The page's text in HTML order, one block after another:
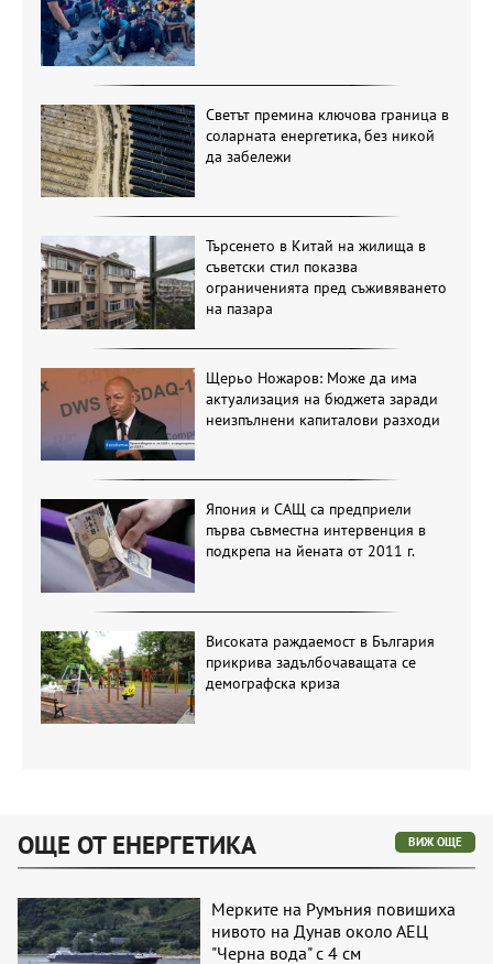
Светът премина ключова граница в
соларната енергетика, без никой
да забележи
Търсенето в Китай на жилища в
съветски стил показва
ограниченията пред съживяването
на пазара
Щерьо Ножаров: Може да има
актуализация на бюджета заради
неизпълнени капиталови разходи
Япония и САЩ са предприели
първа съвместна интервенция в
подкрепа на йената от 2011 г.
Високата раждаемост в България
прикрива задълбочаващата се
демографска криза
ОЩЕ ОТ ЕНЕРГЕТИКА ВИЖ ОЩЕ
Мерките на Румъния повишиха
нивото на Дунав около АЕЦ
"Черна вода" с 4 см